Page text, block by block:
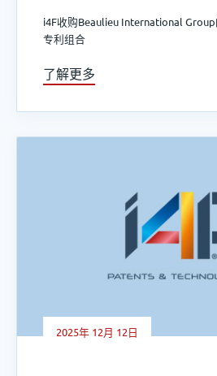
i4F收购Beaulieu International
专利组合
了解更多
2025年 12月 12日